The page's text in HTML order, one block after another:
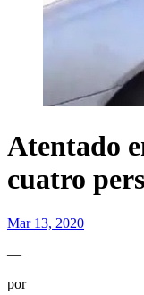
Atentado
cuatro
Mar 13, 2020
—
por